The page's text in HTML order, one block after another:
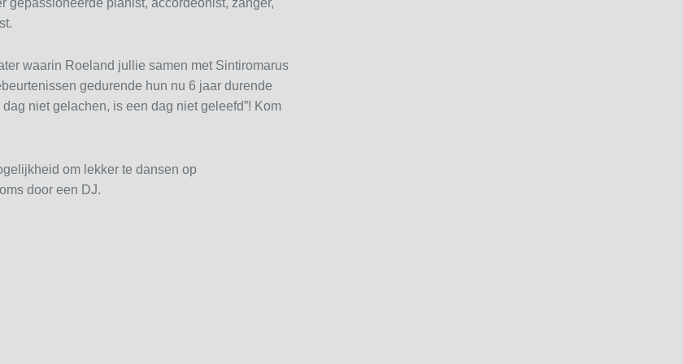
gepassioneerde pianist, accordeonist, zanger,
waarin Roeland jullie samen met Sintiromarus
gedurende hun nu 6 jaar durende
niet gelachen, is een dag niet geleefd”! Kom
om lekker te dansen op
door een DJ.